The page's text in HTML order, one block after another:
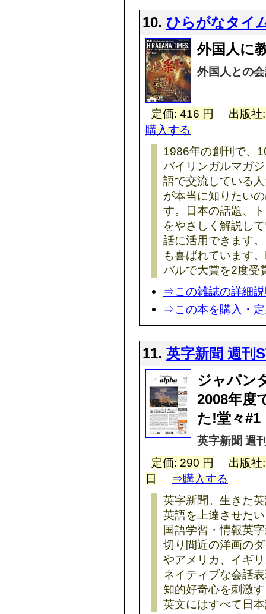
10. ひらがなタイ
外国人に
外国人との
定価: 416 円
出版
購入する
1986年の創刊で、
バイリンガルマガ
語で交流している
が本当に知りたい
す。日本の話題、
をやさしく解説し
話に活用できます
も喜ばれています
バルで大賞を2度受
⇒この雑誌の詳細
⇒この本を購入・
11. 英字新聞 週刊
ジャパン
2008年度
た!堂々#1
英字新聞 週
定価: 290 円
出版
日
⇒購入する
英字新聞。生きた
英語を上達させた
国語学習・情報英
切り間近の洋画の
やアメリカ、イギ
ネイティブな会話
知的好奇心を刺激
英文にはすべて日